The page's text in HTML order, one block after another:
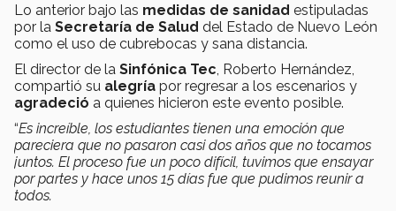
Lo anterior bajo las medidas de sanidad estipuladas
por la Secretaría de Salud del Estado de Nuevo León
como el uso de cubrebocas y sana distancia.
El director de la Sinfónica Tec , Roberto Hernández,
compartió su alegría por regresar a los escenarios y
agradeció a quienes hicieron este evento posible.
“Es increíble, los estudiantes tienen una emoción que
pareciera que no pasaron casi dos años que no tocamos
juntos. El proceso fue un poco difícil, tuvimos que ensayar
por partes y hace unos 15 días fue que pudimos reunir a
todos.